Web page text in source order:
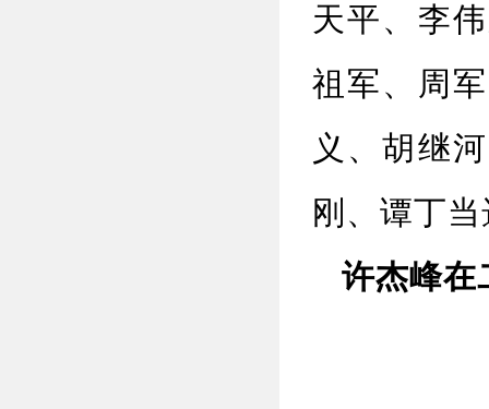
天平、李
祖军、周
义、胡继
刚、谭丁
许杰峰在